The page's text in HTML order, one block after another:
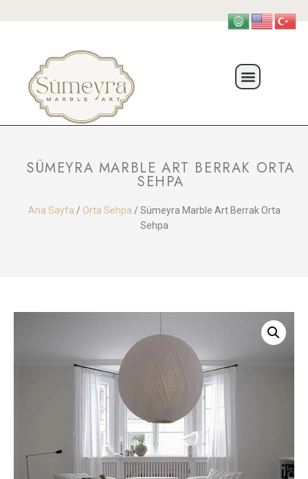
SÜMEYRA MARBLE ART BERRAK ORTA
SEHPA
Ana Sayfa / Orta Sehpa / Sümeyra Marble Art Berrak Orta
Sehpa